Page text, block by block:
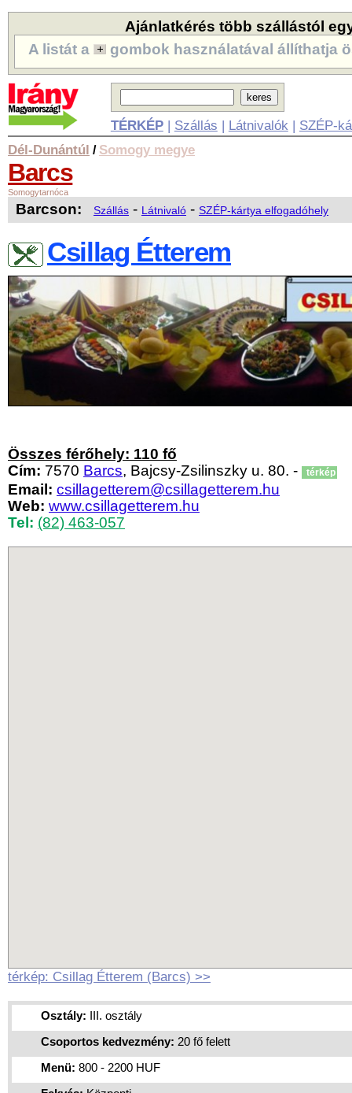
Ajánlatkérés több szállástól
A listát a
gombok használatával állíthatja
TÉRKÉP| Szállás | Látnivalók | SZÉP-
Dél-Dunántúl / Somogy megye
Barcs
Somogytarnóca
Barcson: Szállás - Látnivaló - SZÉP-kártya elfogadóhely
Csillag Étterem
Összes férőhely: 110 fő
Cím: 7570 Barcs, Bajcsy-Zsilinszky u. 80. - térkép
Email: csillagetterem@csillagetterem.hu
Web: www.csillagetterem.hu
Tel: (82) 463-057
térkép: Csillag Étterem (Barcs) >>
Osztály: III. osztály
Csoportos kedvezmény: 20 fő felett
Menü: 800 - 2200 HUF